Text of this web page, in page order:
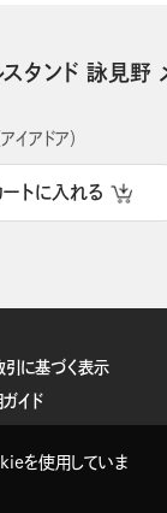
スタンド 詠見野
イアドア）
ートに入れる
に基づく表示
イド
を使用していま